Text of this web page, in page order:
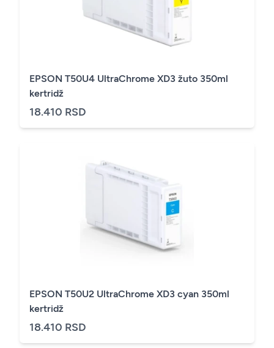
EPSON T50U4 UltraChrome XD3 žuto 350ml
kertridž
18.410 RSD
EPSON T50U2 UltraChrome XD3 cyan 350ml
kertridž
18.410 RSD